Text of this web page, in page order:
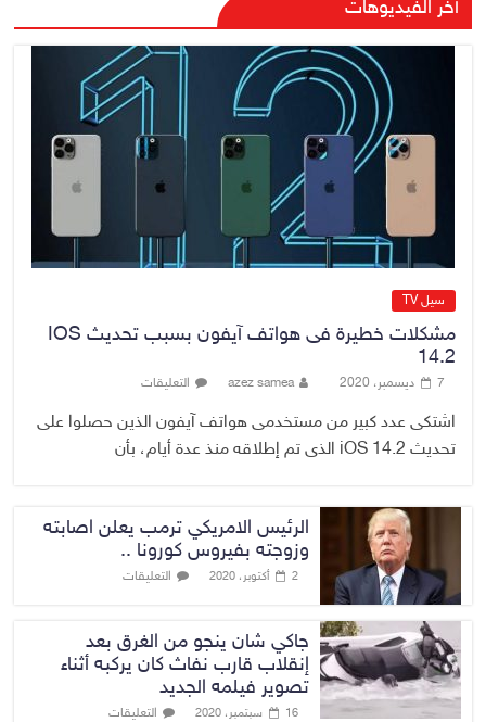
موظفي بلدية الناصرية ومعقبين
ضبطت بحوزتهم مستندات وأختام
مزورة
7 أغسطس، 2026 No Comment
محكمة أمريكية تلزم “ميتا” بدفع
567 مليون دولار
7 أغسطس، 2026 No Comment
آخر الفيديوهات
سيل TV
مشكلات خطيرة فى هواتف آيفون بسبب تحديث IOS
14.2
7 ديسمبر، 2020 azez samea التعليقات
اشتكى عدد كبير من مستخدمى هواتف آيفون الذين حصلوا على
تحديث iOS 14.2 الذى تم إطلاقه منذ عدة أيام، بأن
الرئيس الامريكي ترمب يعلن اصابته
وزوجته بفيروس كورونا ..
2 أكتوبر، 2020 التعليقات
جاكي شان ينجو من الغرق بعد
إنقلاب قارب نفاث كان يركبه أثناء
تصوير فيلمه الجديد
16 سبتمبر، 2020 التعليقات